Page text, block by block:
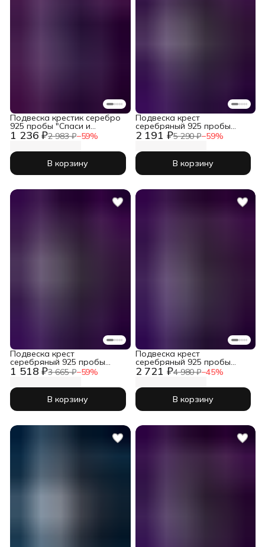
1 236 ₽2 983 ₽−59%
Подвеска крестик серебро
925 пробы "Спаси и
Сохрани"
В корзину
2 191 ₽5 290 ₽−59%
Подвеска крест
серебряный 925 пробы
православный
В корзину
1 518 ₽3 665 ₽−59%
Подвеска крест
серебряный 925 пробы
православный
В корзину
2 721 ₽4 980 ₽−45%
Подвеска крест
серебряный 925 пробы
православный
В корзину